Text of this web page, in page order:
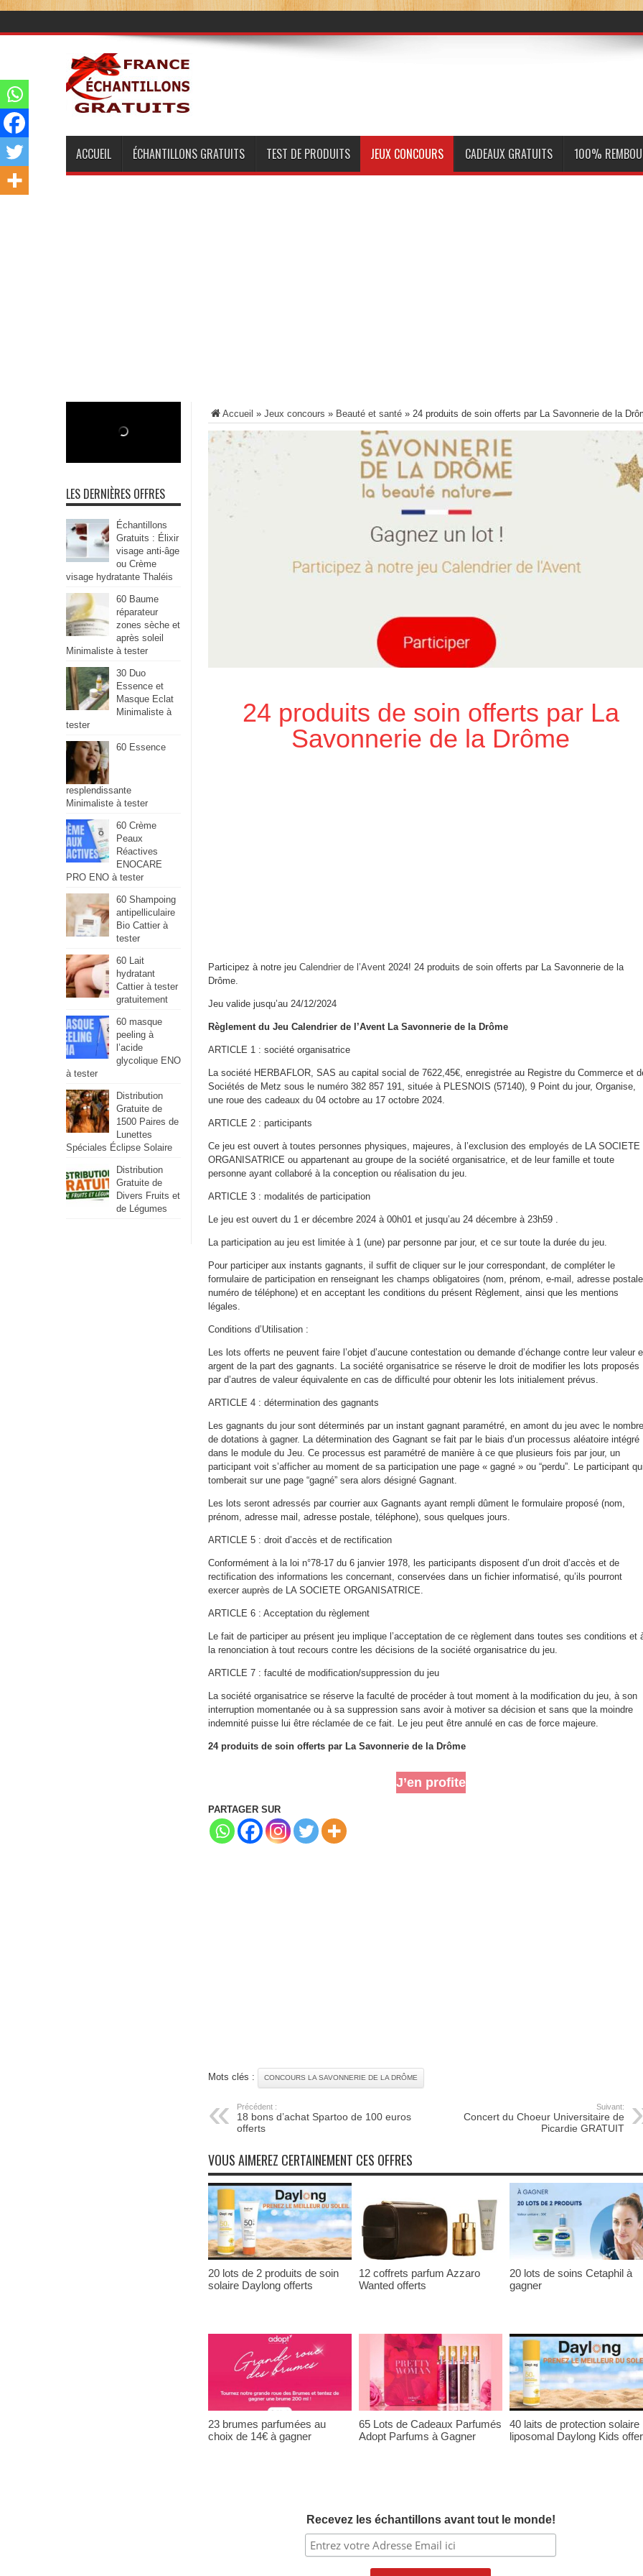
ACCUEIL ÉCHANTILLONS GRATUITS TEST DE PRODUITS JEUX CONCOURS CADEAUX GRATUITS 100%
Accueil » Jeux concours » Beauté et santé » 24 produits de soin offerts par La Savonnerie de la
24 produits de soin offerts par La
Savonnerie de la Drôme
Participez à notre jeu Calendrier de l’Avent 2024! 24 produits de soin offerts par La Savonnerie de la
Drôme.
Jeu valide jusqu’au 24/12/2024
Règlement du Jeu Calendrier de l’Avent La Savonnerie de la Drôme
ARTICLE 1 : société organisatrice
La société HERBAFLOR, SAS au capital social de 7622,45€, enregistrée au Registre du Commerce et
Sociétés de Metz sous le numéro 382 857 191, située à PLESNOIS (57140), 9 Point du jour, Organise,
une roue des cadeaux du 04 octobre au 17 octobre 2024.
ARTICLE 2 : participants
Ce jeu est ouvert à toutes personnes physiques, majeures, à l’exclusion des employés de LA SOCIETE
ORGANISATRICE ou appartenant au groupe de la société organisatrice, et de leur famille et toute
personne ayant collaboré à la conception ou réalisation du jeu.
ARTICLE 3 : modalités de participation
Le jeu est ouvert du 1 er décembre 2024 à 00h01 et jusqu’au 24 décembre à 23h59 .
La participation au jeu est limitée à 1 (une) par personne par jour, et ce sur toute la durée du jeu.
Pour participer aux instants gagnants, il suffit de cliquer sur le jour correspondant, de compléter le
formulaire de participation en renseignant les champs obligatoires (nom, prénom, e-mail, adresse
numéro de téléphone) et en acceptant les conditions du présent Règlement, ainsi que les mentions
légales.
Conditions d’Utilisation :
Les lots offerts ne peuvent faire l’objet d’aucune contestation ou demande d’échange contre leur valeur
argent de la part des gagnants. La société organisatrice se réserve le droit de modifier les lots proposés
par d’autres de valeur équivalente en cas de difficulté pour obtenir les lots initialement prévus.
ARTICLE 4 : détermination des gagnants
Les gagnants du jour sont déterminés par un instant gagnant paramétré, en amont du jeu avec le nombre
de dotations à gagner. La détermination des Gagnant se fait par le biais d’un processus aléatoire intégré
dans le module du Jeu. Ce processus est paramétré de manière à ce que plusieurs fois par jour, un
participant voit s’afficher au moment de sa participation une page « gagné » ou “perdu”. Le participant
tomberait sur une page “gagné” sera alors désigné Gagnant.
Les lots seront adressés par courrier aux Gagnants ayant rempli dûment le formulaire proposé (nom,
prénom, adresse mail, adresse postale, téléphone), sous quelques jours.
ARTICLE 5 : droit d’accès et de rectification
Conformément à la loi n°78-17 du 6 janvier 1978, les participants disposent d’un droit d’accès et de
rectification des informations les concernant, conservées dans un fichier informatisé, qu’ils pourront
exercer auprès de LA SOCIETE ORGANISATRICE.
ARTICLE 6 : Acceptation du règlement
Le fait de participer au présent jeu implique l’acceptation de ce règlement dans toutes ses conditions et
la renonciation à tout recours contre les décisions de la société organisatrice du jeu.
ARTICLE 7 : faculté de modification/suppression du jeu
La société organisatrice se réserve la faculté de procéder à tout moment à la modification du jeu, à son
interruption momentanée ou à sa suppression sans avoir à motiver sa décision et sans que la moindre
indemnité puisse lui être réclamée de ce fait. Le jeu peut être annulé en cas de force majeure.
24 produits de soin offerts par La Savonnerie de la Drôme
J’en profite
PARTAGER SUR
Mots clés : CONCOURS LA SAVONNERIE DE LA DRÔME
Précédent :
18 bons d’achat Spartoo de 100 euros
offerts
Suivant:
Concert du Choeur Universitaire de
Picardie GRATUIT
VOUS AIMEREZ CERTAINEMENT CES OFFRES
20 lots de 2 produits de soin
solaire Daylong offerts
12 coffrets parfum Azzaro
Wanted offerts
20 lots de soins Cetaphil à
gagner
23 brumes parfumées au
choix de 14€ à gagner
65 Lots de Cadeaux Parfumés
Adopt Parfums à Gagner
40 laits de protection solaire
liposomal Daylong Kids
Recevez les échantillons avant tout le monde!
LES DERNIÈRES OFFRES
Échantillons
Gratuits : Élixir
visage anti-âge
ou Crème
visage hydratante Thaléis
60 Baume
réparateur
zones sèche et
après soleil
Minimaliste à tester
30 Duo
Essence et
Masque Eclat
Minimaliste à
tester
60 Essence
resplendissante
Minimaliste à tester
60 Crème
Peaux
Réactives
ENOCARE
PRO ENO à tester
60 Shampoing
antipelliculaire
Bio Cattier à
tester
60 Lait
hydratant
Cattier à tester
gratuitement
60 masque
peeling à
l’acide
glycolique ENO
à tester
Distribution
Gratuite de
1500 Paires de
Lunettes
Spéciales Éclipse Solaire
Distribution
Gratuite de
Divers Fruits et
de Légumes